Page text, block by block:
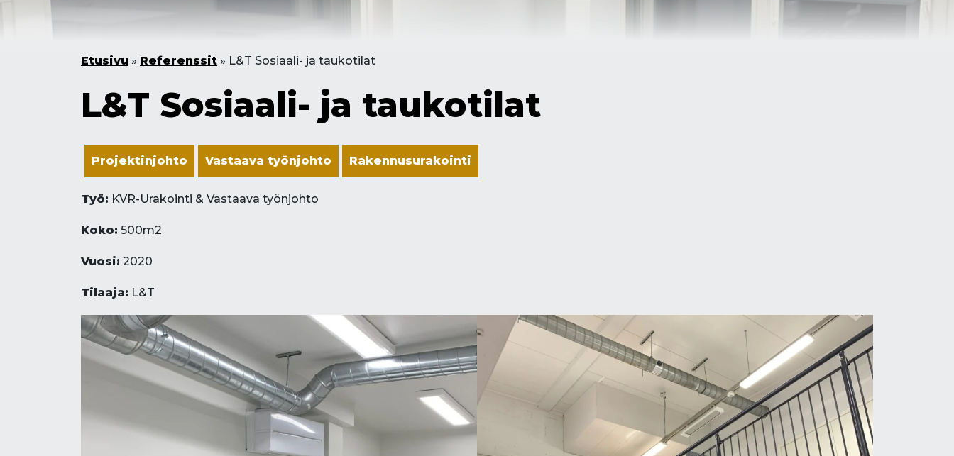
Etusivu » Referenssit » L&T Sosiaali- ja taukotilat
L&T Sosiaali- ja taukotilat
Projektinjohto Vastaava työnjohto Rakennusurakointi
Työ: KVR-Urakointi & Vastaava työnjohto
Koko: 500m2
Vuosi: 2020
Tilaaja: L&T